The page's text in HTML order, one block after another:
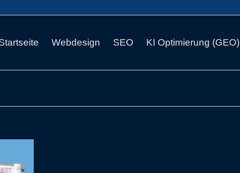
Webdesign SEO KI Optimierung (GEO)